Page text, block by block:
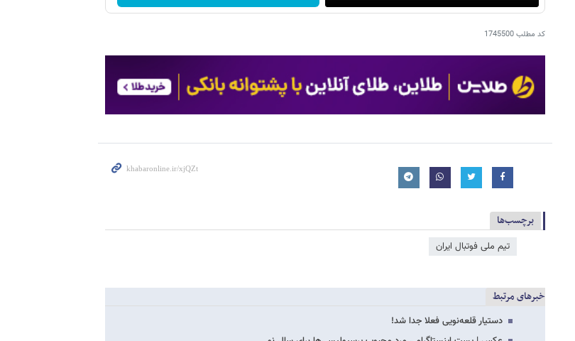
کد مطلب1745500
برچسب‌ها
تیم ملی فوتبال ایران
خبرهای مرتبط
دستیار قلعه‌نویی فعلا جدا شد!